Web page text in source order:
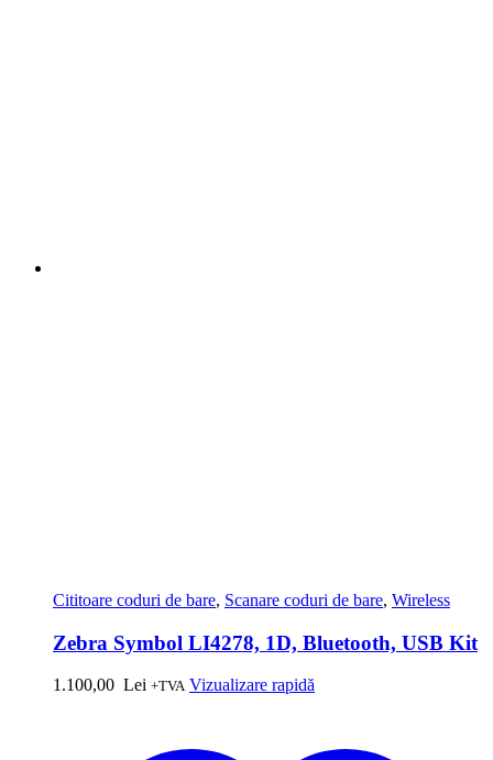
Cititoare coduri de bare, Scanare coduri de bare, Wireless
Zebra Symbol LI4278, 1D, Bluetooth, USB Kit
1.100,00 Lei +TVA Vizualizare rapidă